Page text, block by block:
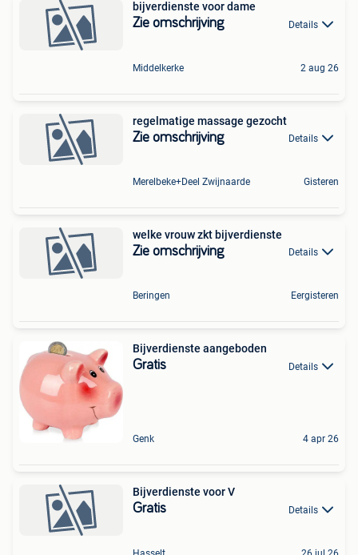
bijverdienste voor dame
Zie omschrijving Details
Middelkerke 2 aug 26
regelmatige massage gezocht
Zie omschrijving Details
Merelbeke+Deel Zwijnaarde Gisteren
welke vrouw zkt bijverdienste
Zie omschrijving Details
Beringen Eergisteren
Bijverdienste aangeboden
Gratis Details
Genk 4 apr 26
Bijverdienste voor V
Gratis Details